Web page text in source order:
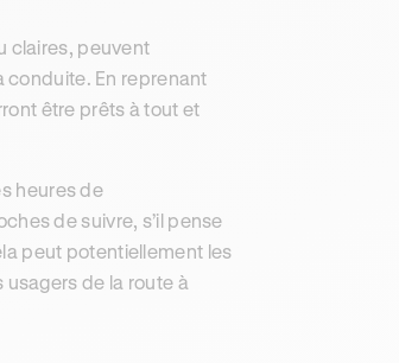
claires, peuvent
conduite. En reprenant
être prêts à tout et
heures de
de suivre, s’il pense
peut potentiellement les
de la route à